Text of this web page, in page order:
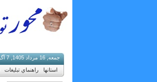
جمعه, 16 مرداد 1405, 7 آگوست 2026
استانها راهنماي تبليغات